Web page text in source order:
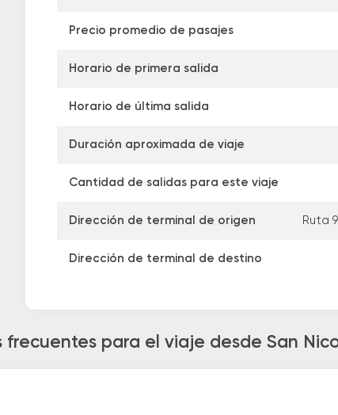
Precio promedio de pasajes
Horario de primera salida
Horario de última salida
Duración aproximada de viaje
Cantidad de salidas para este viaje
Dirección de terminal de origen Ruta
Dirección de terminal de destino
frecuentes para el viaje desde San